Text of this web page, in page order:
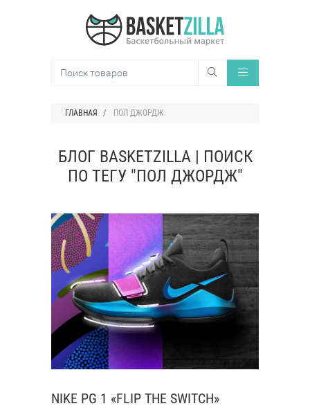
ГЛАВНАЯ ПОЛ ДЖОРДЖ
БЛОГ BASKETZILLA | ПОИСК
ПО ТЕГУ "ПОЛ ДЖОРДЖ"
NIKE PG 1 «FLIP THE SWITCH»